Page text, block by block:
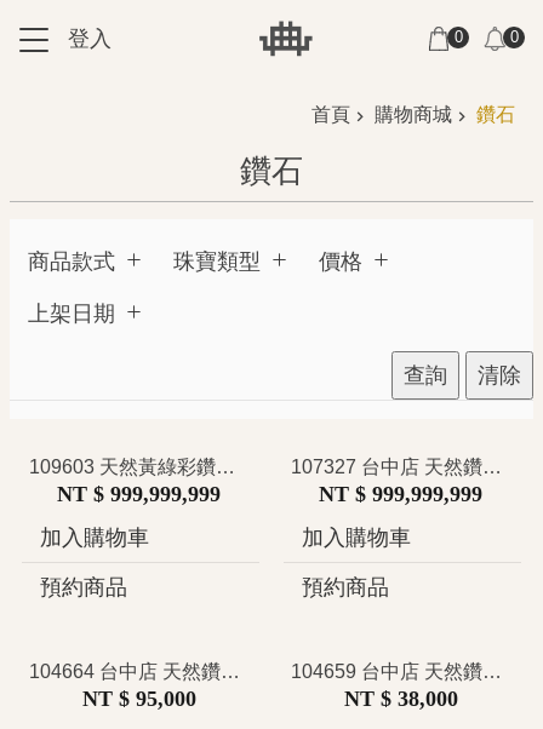
跳到主要內容區塊
::: 登入 0 0
首頁 購物商城 鑽石
鑽石
商品款式 珠寶類型 價格
上架日期
查詢 清除
109603 天然黃綠彩鑽石戒指 GIA證 3.01克拉 Fancy Light Yellow-Green 浪漫花冠設計 法式宮廷風
NT $ 999,999,999
加入購物車
預約商品
107327 台中店 天然鑽石戒指 主石圓鑽2.24克拉 GIA E/VVS1 VCA梵克雅寶 鉑金檯 結婚 紀念日 推薦
NT $ 999,999,999
加入購物車
預約商品
104664 台中店 天然鑽石手鍊 玫瑰金 長方型 簡約時尚 鎖鏈經典造型 輕珠寶 典雅 首飾配件 女朋友 情人節送禮禮物 推薦
NT $ 95,000
104659 台中店 天然鑽石手鐲 鑽鐲 細版 名牌風 造型 典雅優雅 年輕時尚 韓風 簡約大方 情人節禮物 送禮
NT $ 38,000